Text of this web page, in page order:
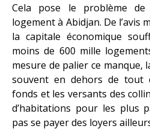
Cela pose le problème
logement à Abidjan. De l’avis
la capitale économique
moins de 600 mille
mesure de palier ce manque,
souvent en dehors de tout
fonds et les versants des
d’habitations pour les plus
pas se payer des loyers